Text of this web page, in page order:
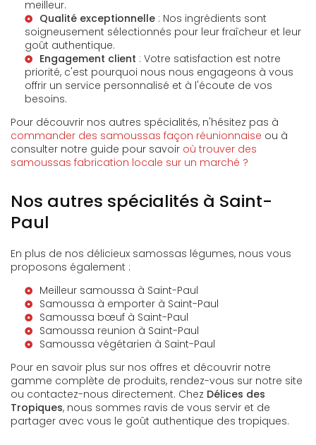
meilleur.
Qualité exceptionnelle : Nos ingrédients sont
soigneusement sélectionnés pour leur fraîcheur et leur
goût authentique.
Engagement client : Votre satisfaction est notre
priorité, c'est pourquoi nous nous engageons à vous
offrir un service personnalisé et à l'écoute de vos
besoins.
Pour découvrir nos autres spécialités, n'hésitez pas à
commander des samoussas façon réunionnaise ou à
consulter notre guide pour savoir où trouver des
samoussas fabrication locale sur un marché ?
Nos autres spécialités à Saint-
Paul
En plus de nos délicieux samossas légumes, nous vous
proposons également :
Meilleur samoussa à Saint-Paul
Samoussa à emporter à Saint-Paul
Samoussa bœuf à Saint-Paul
Samoussa reunion à Saint-Paul
Samoussa végétarien à Saint-Paul
Pour en savoir plus sur nos offres et découvrir notre
gamme complète de produits, rendez-vous sur notre site
ou contactez-nous directement. Chez Délices des
Tropiques, nous sommes ravis de vous servir et de
partager avec vous le goût authentique des tropiques.